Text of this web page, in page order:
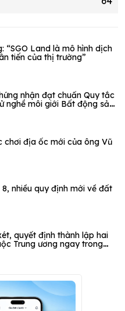
“SGO Land là mô hình dịch
tiến của thị trường”
nhận đạt chuẩn Quy tắc
nghề môi giới Bất động sản
chơi địa ốc mới của ông Vũ
nhiều quy định mới về đất
quyết định thành lập hai
Trung ương ngay trong